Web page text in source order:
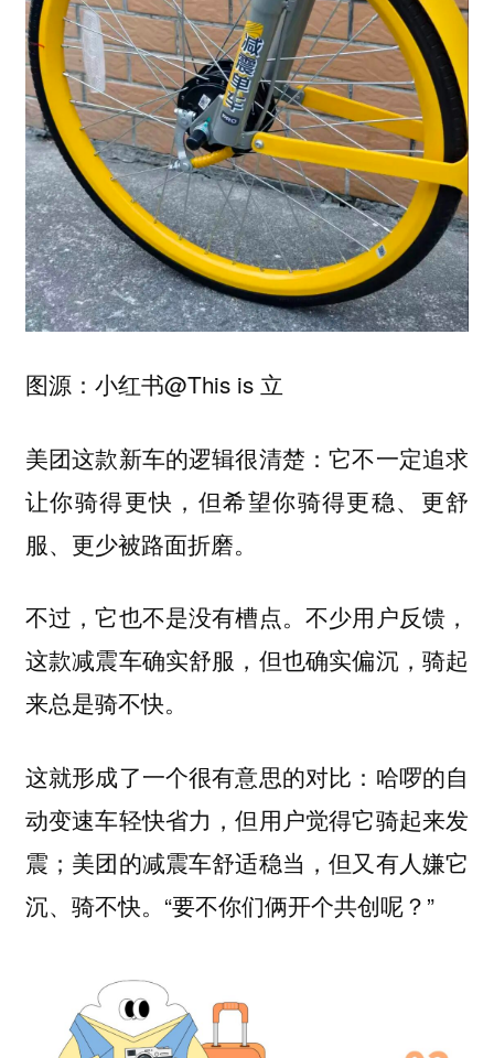
图源：小红书@This is 立
美团这款新车的逻辑很清楚：它不一定追求
让你骑得更快，但希望你骑得更稳、更舒
服、更少被路面折磨。
不过，它也不是没有槽点。不少用户反馈，
这款减震车确实舒服，但也确实偏沉，骑起
来总是骑不快。
这就形成了一个很有意思的对比：哈啰的自
动变速车轻快省力，但用户觉得它骑起来发
震；美团的减震车舒适稳当，但又有人嫌它
沉、骑不快。“要不你们俩开个共创呢？”